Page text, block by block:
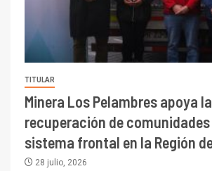
TITULAR
Minera Los Pelambres apoya la
recuperación de
sistema frontal en la Región
28 julio, 2026